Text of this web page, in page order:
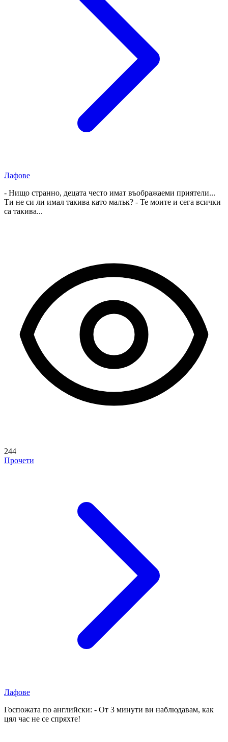
Лафове
- Нищо странно, децата често имат въображаеми приятели...
Ти не си ли имал такива като малък? - Те моите и сега всички
са такива...
244
Прочети
Лафове
Госпожата по английски: - От 3 минути ви наблюдавам, как
цял час не се спряхте!